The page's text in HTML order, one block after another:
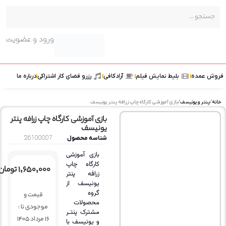
ورود و عضویت
بلیط نمایش فیلم آرادکافی رزرو فضای کار اشتراکیدرباره ما
و یونیسف/ بازی آموزشی کارگاه چاپ زرافه پنتر یونیسف
بازی آموزشی کارگاه چاپ زرافه پنتر
یونیسف
شناسه محصول 26100007
بازی آموزشی
کارگاه چاپ
زرافه پنتر
یونیسف از
محصولات
مشترک پنتـر
و یونیسف با
۱,۶۵۰,۰۰۰تومان
موجودی تا :
16 مرداد 1405